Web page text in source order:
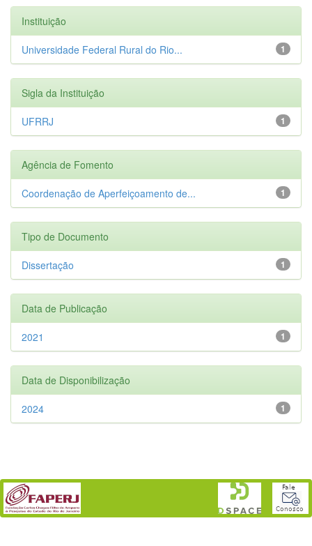
Instituição
1
Universidade Federal Rural do Rio...
Sigla da Instituição
1
UFRRJ
Agência de Fomento
1
Coordenação de Aperfeiçoamento de...
Tipo de Documento
1
Dissertação
Data de Publicação
1
2021
Data de Disponibilização
1
2024